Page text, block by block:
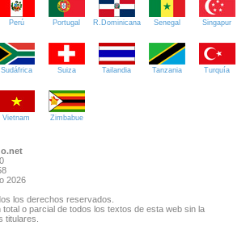
Perú Portugal R.Dominicana Senegal Singapur
Sudáfrica Suiza Tailandia Tanzania Turquía
Vietnam Zimbabue
2026
los derechos reservados.
o parcial de todos los textos de esta web sin la
titulares.